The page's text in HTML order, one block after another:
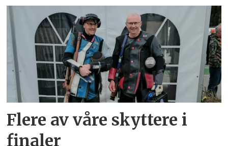
Flere av våre skyttere i
finaler